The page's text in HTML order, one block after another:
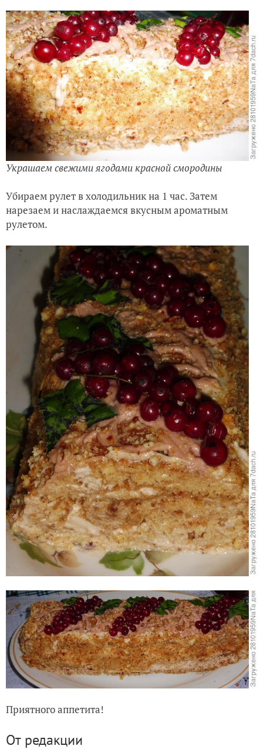
Украшаем свежими ягодами красной смородины
Убираем рулет в холодильник на 1 час. Затем
нарезаем и наслаждаемся вкусным ароматным
рулетом.
Приятного аппетита!
От редакции